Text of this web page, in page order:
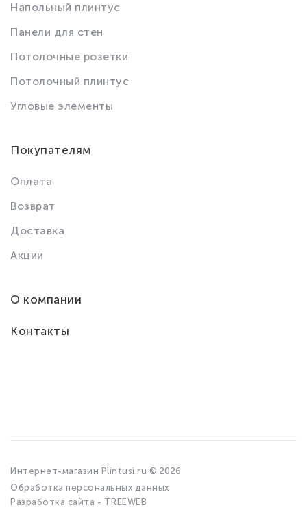
Напольный плинтус
Панели для стен
Потолочные розетки
Потолочный плинтус
Угловые элементы
Покупателям
Оплата
Возврат
Доставка
Акции
О компании
Контакты
Интернет-магазин Plintusi.ru © 2026
Обработка персональных данных
Разработка сайта - TREEWEB